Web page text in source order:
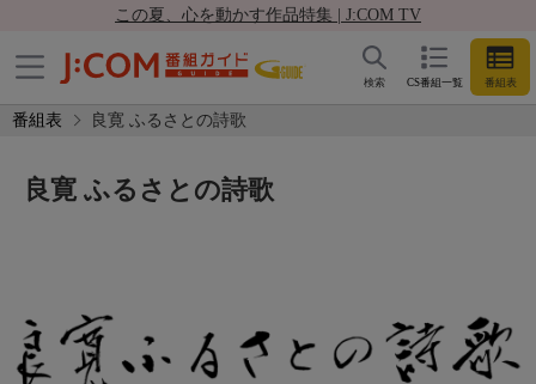
この夏、心を動かす作品特集 | J:COM TV
CS番組一覧 番組表
検索
番組表 良寛 ふるさとの詩歌
良寛 ふるさとの詩歌